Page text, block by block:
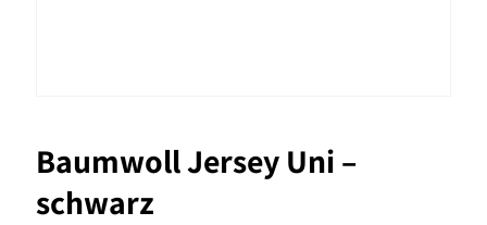
Baumwoll Jersey Uni –
schwarz